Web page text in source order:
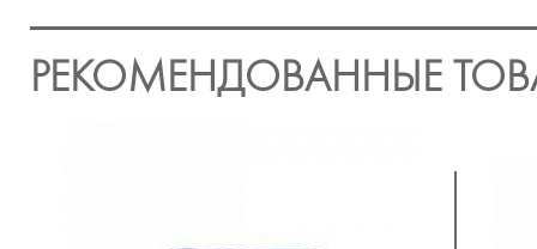
РЕКОМЕНДОВАННЫЕ